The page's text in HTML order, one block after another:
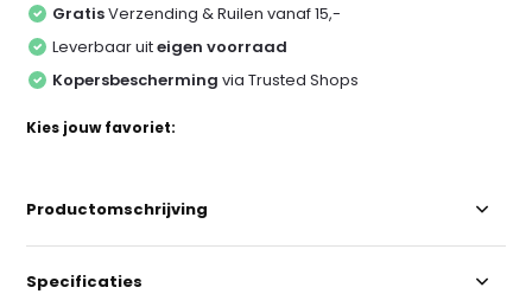
GratisVerzending & Ruilen vanaf 15,-
Leverbaar uiteigen voorraad
Kopersbescherming via Trusted Shops
Kies jouw favoriet:
Productomschrijving
Specificaties